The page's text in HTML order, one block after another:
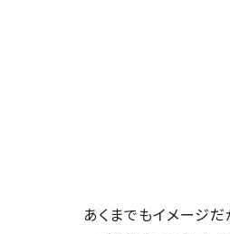
あくまでもイメージだ